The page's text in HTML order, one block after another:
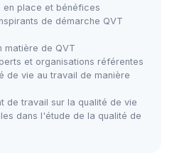
en place et bénéfices
de démarche QVT
matière de QVT
et organisations référentes
de vie au travail de manière
de travail sur la qualité de vie
dans l'étude de la qualité de